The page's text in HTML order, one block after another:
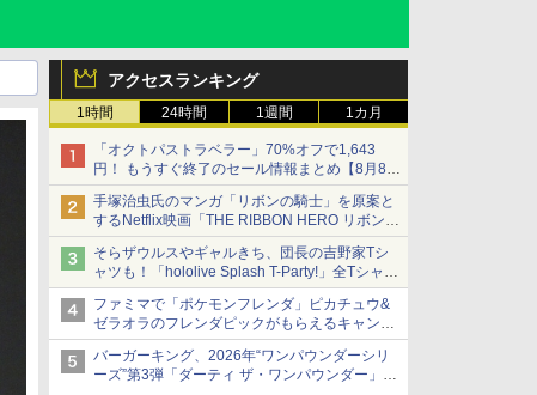
アクセスランキング
1時間 24時間 1週間 1カ月
「オクトパストラベラー」70%オフで1,643
円！ もうすぐ終了のセール情報まとめ【8月8日
更新】
ニンテンドーeショップでは「大神 絶景版」が
67%オフで990円
手塚治虫氏のマンガ「リボンの騎士」を原案と
するNetflix映画「THE RIBBON HERO リボンヒ
ーロー」本日配信開始
そらザウルスやギャルきち、団長の吉野家Tシ
ャツも！「hololive Splash T-Party!」全Tシャツ
ラインナップ公開＆オンライン販売開始
ファミマで「ポケモンフレンダ」ピカチュウ&
ゼラオラのフレンダピックがもらえるキャンペ
ーン開催！
バーガーキング、2026年“ワンパウンダーシリ
ーズ”第3弾「ダーティ ザ・ワンパウンダー」を